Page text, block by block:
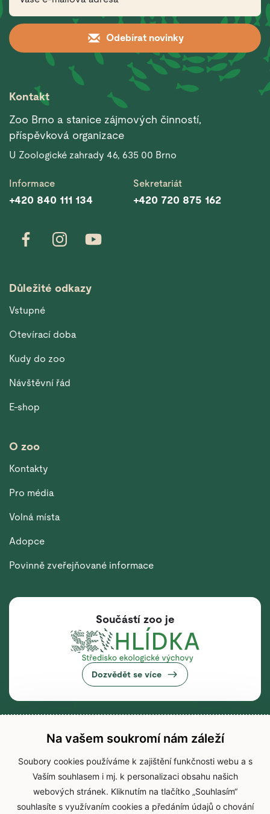
Odebírat novinky
Kontakt
Zoo Brno a stanice zájmových činností,
příspěvková organizace
U Zoologické zahrady 46, 635 00 Brno
Informace
+420 840 111 134
Sekretariát
+420 720 875 162
Důležité odkazy
Vstupné
Otevírací doba
Kudy do zoo
Návštěvní řád
E-shop
O zoo
Kontakty
Pro média
Volná místa
Adopce
Povinně zveřejňované informace
Součástí zoo je
Dozvědět se více
Na vašem soukromí nám záleží
Soubory cookies používáme k zajištění funkčnosti webu a s
Vaším souhlasem i mj. k personalizaci obsahu našich
webových stránek. Kliknutím na tlačítko „Souhlasím“
souhlasíte s využívaním cookies a předáním údajů o chování